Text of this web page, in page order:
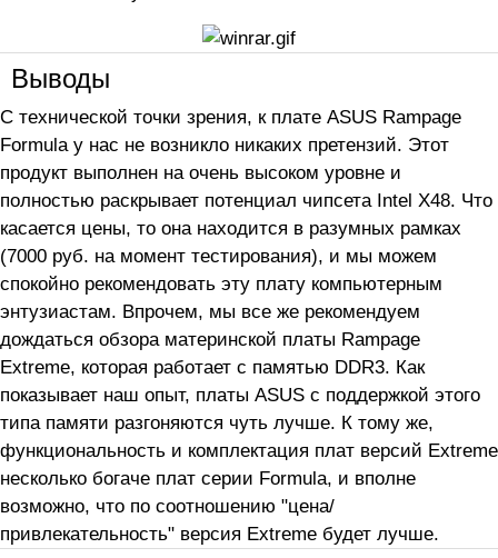
Выводы
С технической точки зрения, к плате ASUS Rampage
Formula у нас не возникло никаких претензий. Этот
продукт выполнен на очень высоком уровне и
полностью раскрывает потенциал чипсета Intel X48. Что
касается цены, то она находится в разумных рамках
(7000 руб. на момент тестирования), и мы можем
спокойно рекомендовать эту плату компьютерным
энтузиастам. Впрочем, мы все же рекомендуем
дождаться обзора материнской платы Rampage
Extreme, которая работает с памятью DDR3. Как
показывает наш опыт, платы ASUS с поддержкой этого
типа памяти разгоняются чуть лучше. К тому же,
функциональность и комплектация плат версий Extreme
несколько богаче плат серии Formula, и вполне
возможно, что по соотношению "цена/
привлекательность" версия Extreme будет лучше.